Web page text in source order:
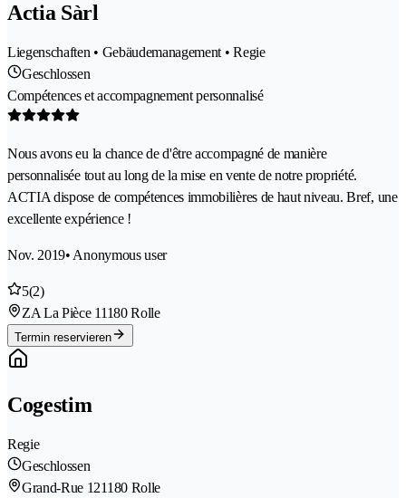
Actia Sàrl
Liegenschaften • Gebäudemanagement • Regie
Geschlossen
Compétences et accompagnement personnalisé
Nous avons eu la chance de d'être accompagné de manière
personnalisée tout au long de la mise en vente de notre propriété.
ACTIA dispose de compétences immobilières de haut niveau. Bref, une
excellente expérience !
Nov. 2019• Anonymous user
5(2)
ZA La Pièce 11180 Rolle
Termin reservieren
Cogestim
Regie
Geschlossen
Grand-Rue 121180 Rolle